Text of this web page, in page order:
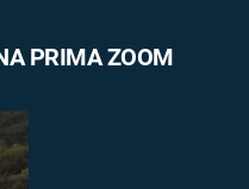
PRIMA ZOOM